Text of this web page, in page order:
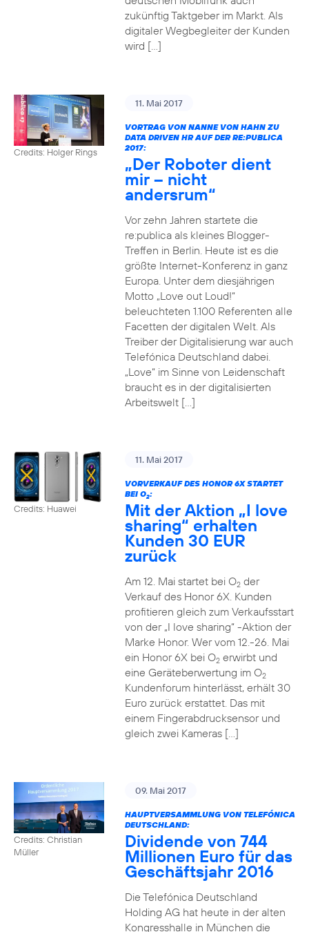
zukünftig Taktgeber im Markt. Als
digitaler Wegbegleiter der Kunden
wird […]
Credits: Holger Rings
11. Mai 2017
VORTRAG VON NANNE VON HAHN ZU
DATA DRIVEN HR AUF DER RE:PUBLICA
2017:
„Der Roboter dient
mir – nicht
andersrum“
Vor zehn Jahren startete die
re:publica als kleines Blogger-
Treffen in Berlin. Heute ist es die
größte Internet-Konferenz in ganz
Europa. Unter dem diesjährigen
Motto „Love out Loud!“
beleuchteten 1.100 Referenten alle
Facetten der digitalen Welt. Als
Treiber der Digitalisierung war auch
Telefónica Deutschland dabei.
„Love“ im Sinne von Leidenschaft
braucht es in der digitalisierten
Arbeitswelt […]
Credits: Huawei
11. Mai 2017
VORVERKAUF DES HONOR 6X STARTET
BEI O2:
Mit der Aktion „I love
sharing“ erhalten
Kunden 30 EUR
zurück
Am 12. Mai startet bei O2der
Verkauf des Honor 6X. Kunden
profitieren gleich zum Verkaufsstart
von der „I love sharing“ -Aktion der
Marke Honor. Wer vom 12.-26. Mai
ein Honor 6X bei O2erwirbt und
eine Geräteberwertung im O2
Kundenforum hinterlässt, erhält 30
Euro zurück erstattet. Das mit
einem Fingerabdrucksensor und
gleich zwei Kameras […]
Credits: Christian
Müller
09. Mai 2017
HAUPTVERSAMMLUNG VON TELEFÓNICA
DEUTSCHLAND:
Dividende von 744
Millionen Euro für das
Geschäftsjahr 2016
Die Telefónica Deutschland
Holding AG hat heute in der alten
Kongresshalle in München die